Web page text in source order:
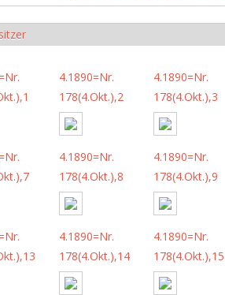
4.1890=Nr.
178(4.Okt.),2
4.1890=Nr.
178(4.Okt.),3
4.1890=Nr.
178(4.Okt.),8
4.1890=Nr.
178(4.Okt.),9
4.1890=Nr.
178(4.Okt.),14
4.1890=Nr.
178(4.Okt.),15